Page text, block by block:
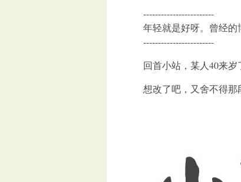
------------------------
年轻就是好呀。曾经的博
------------------------
回首小站，某人40来岁
想改了吧，又舍不得那段